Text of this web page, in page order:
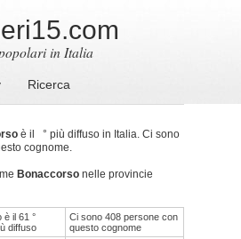
in Italia
Ricerca
è il ° più diffuso in Italia. Ci sono
cognome.
Bonaccorso nelle provincie
è il 61 °
diffuso
Ci sono 408 persone con
questo cognome